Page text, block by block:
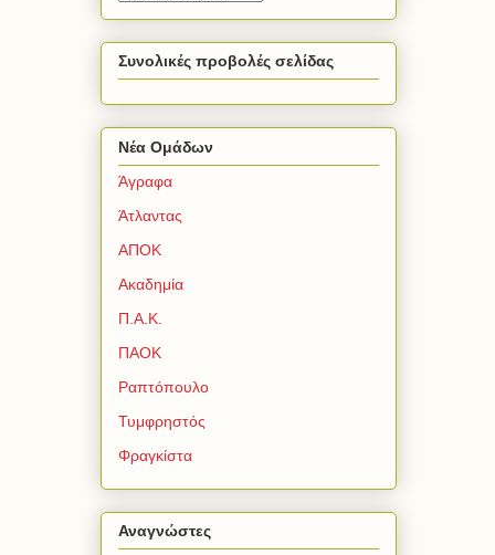
Συνολικές προβολές σελίδας
Νέα Ομάδων
Άγραφα
Άτλαντας
ΑΠΟΚ
Ακαδημία
Π.Α.Κ.
ΠΑΟΚ
Ραπτόπουλο
Τυμφρηστός
Φραγκίστα
Αναγνώστες